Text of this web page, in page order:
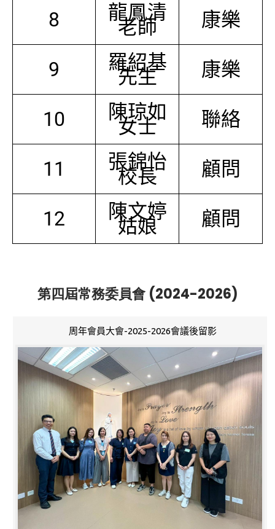
8 龍鳳清
老師 康樂
9 羅紹基
先生 康樂
10 陳琼如
女士 聯絡
11 張錦怡
校長 顧問
12 陳文婷
姑娘 顧問
第四屆常務委員會 (2024-2026)
周年會員大會-2025-2026會議後留影